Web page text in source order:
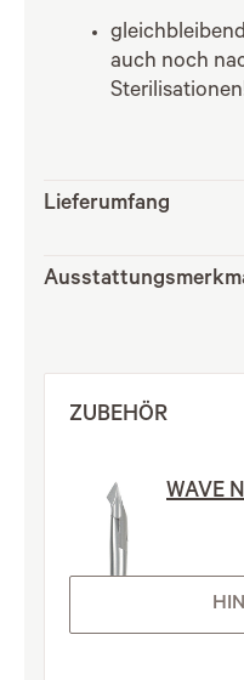
auch noch
Lieferumfang
ZUBEHÖR
WAVE